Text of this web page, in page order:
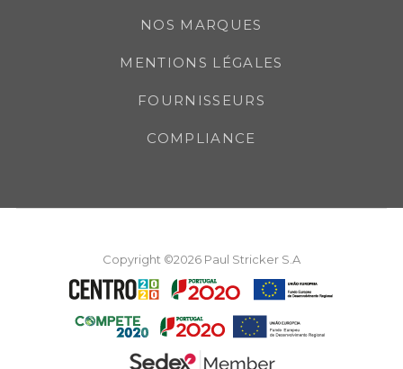
NOS MARQUES
MENTIONS LÉGALES
FOURNISSEURS
COMPLIANCE
Copyright ©2026 Paul Stricker S.A